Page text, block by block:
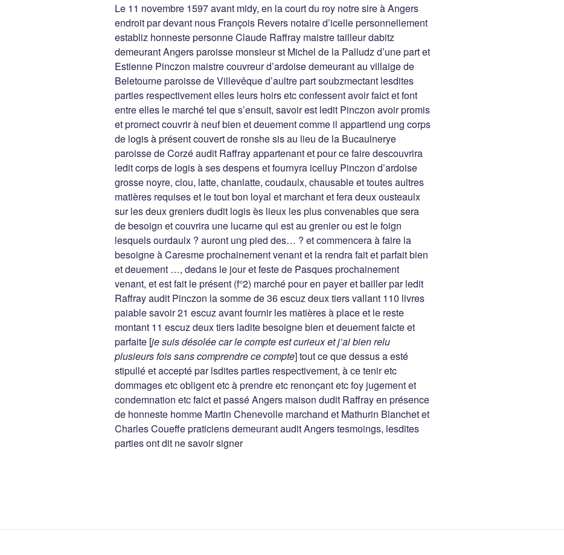
Le 11 novembre 1597 avant midy, en la court du roy notre sire à Angers
endroit par devant nous François Revers notaire d’icelle personnellement
establiz honneste personne Claude Raffray maistre tailleur dabitz
demeurant Angers paroisse monsieur st Michel de la Palludz d’une part et
Estienne Pinczon maistre couvreur d’ardoise demeurant au villaige de
Beletourne paroisse de Villevêque d’aultre part soubzmectant lesdites
parties respectivement elles leurs hoirs etc confessent avoir faict et font
entre elles le marché tel que s’ensuit, savoir est ledit Pinczon avoir promis
et promect couvrir à neuf bien et deuement comme il appartiend ung corps
de logis à présent couvert de ronshe sis au lieu de la Bucaulnerye
paroisse de Corzé audit Raffray appartenant et pour ce faire descouvrira
ledit corps de logis à ses despens et fournyra icelluy Pinczon d’ardoise
grosse noyre, clou, latte, chanlatte, coudaulx, chausable et toutes aultres
matières requises et le tout bon loyal et marchant et fera deux ousteaulx
sur les deux greniers dudit logis ès lieux les plus convenables que sera
de besoign et couvrira une lucarne qui est au grenier ou est le foign
lesquels ourdaulx ? auront ung pied des… ? et commencera à faire la
besoigne à Caresme prochainement venant et la rendra fait et parfait bien
et deuement …, dedans le jour et feste de Pasques prochainement
venant, et est fait le présent (f°2) marché pour en payer et bailler par ledit
Raffray audit Pinczon la somme de 36 escuz deux tiers vallant 110 livres
paiable savoir 21 escuz avant fournir les matières à place et le reste
montant 11 escuz deux tiers ladite besoigne bien et deuement faicte et
parfaite [je suis désolée car le compte est curieux et j’ai bien relu
plusieurs fois sans comprendre ce compte] tout ce que dessus a esté
stipullé et accepté par lsdites parties respectivement, à ce tenir etc
dommages etc obligent etc à prendre etc renonçant etc foy jugement et
condemnation etc faict et passé Angers maison dudit Raffray en présence
de honneste homme Martin Chenevolle marchand et Mathurin Blanchet et
Charles Coueffe praticiens demeurant audit Angers tesmoings, lesdites
parties ont dit ne savoir signer